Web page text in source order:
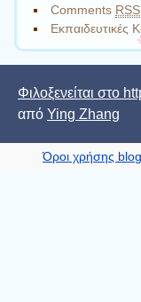
Comments RSS
Εκπαιδευτικές
Φιλοξενείται στο
από Ying Zhang
Όροι χρήσης